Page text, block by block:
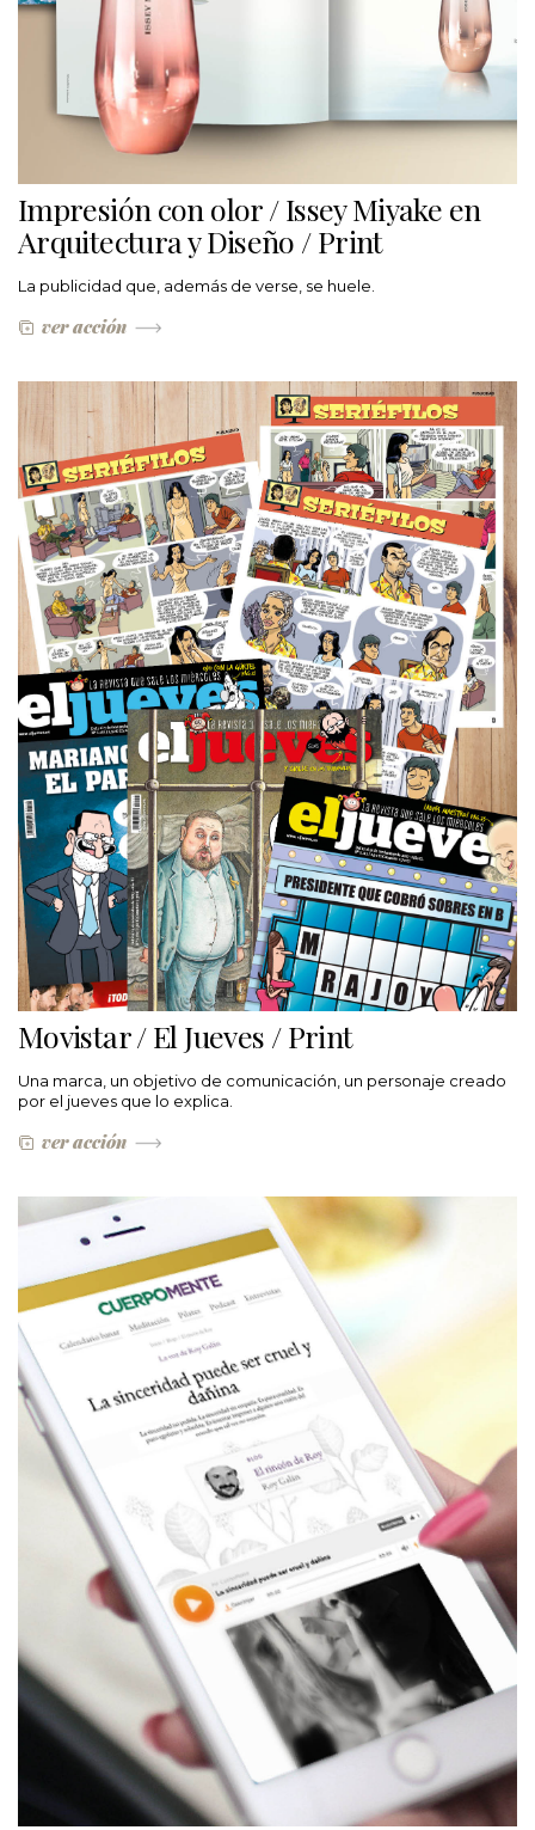
Impresión con olor / Issey Miyake en
Arquitectura y Diseño / Print
La publicidad que, además de verse, se huele.
ver acción
Movistar / El Jueves / Print
Una marca, un objetivo de comunicación, un personaje creado
por el jueves que lo explica.
ver acción